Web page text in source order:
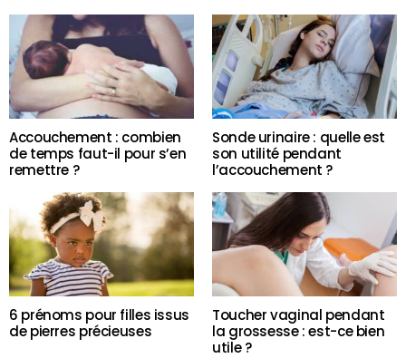
Accouchement : combien
de temps faut-il pour s’en
remettre ?
Sonde urinaire : quelle est
son utilité pendant
l’accouchement ?
6 prénoms pour filles issus
de pierres précieuses
Toucher vaginal pendant
la grossesse : est-ce bien
utile ?